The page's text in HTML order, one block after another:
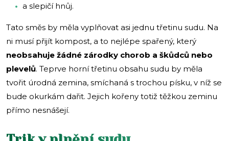
a slepičí hnůj.
Tato směs by měla vyplňovat asi jednu třetinu sudu. Na
ni musí přijít kompost, a to nejlépe spařený, který
neobsahuje žádné zárodky chorob a škůdců nebo
plevelů. Teprve horní třetinu obsahu sudu by měla
tvořit úrodná zemina, smíchaná s trochou písku, v níž se
bude okurkám dařit. Jejich kořeny totiž těžkou zeminu
přímo nesnášejí.